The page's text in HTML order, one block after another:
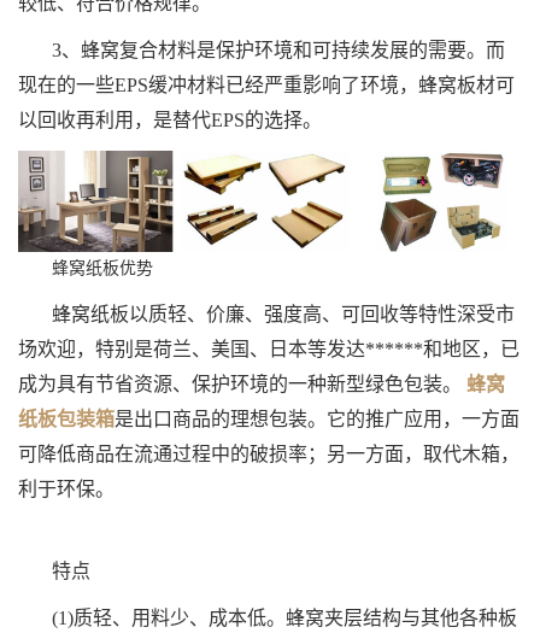
3、蜂窝复合材料是保护环境和可持续发展的需要。而
现在的一些EPS缓冲材料已经严重影响了环境，蜂窝板材可
以回收再利用，是替代EPS的选择。
蜂窝纸板优势
蜂窝纸板以质轻、价廉、强度高、可回收等特性深受市
场欢迎，特别是荷兰、美国、日本等发达******和地区，已
成为具有节省资源、保护环境的一种新型绿色包装。 蜂窝
纸板包装箱是出口商品的理想包装。它的推广应用，一方面
可降低商品在流通过程中的破损率；另一方面，取代木箱，
利于环保。
特点
(1)质轻、用料少、成本低。蜂窝夹层结构与其他各种板